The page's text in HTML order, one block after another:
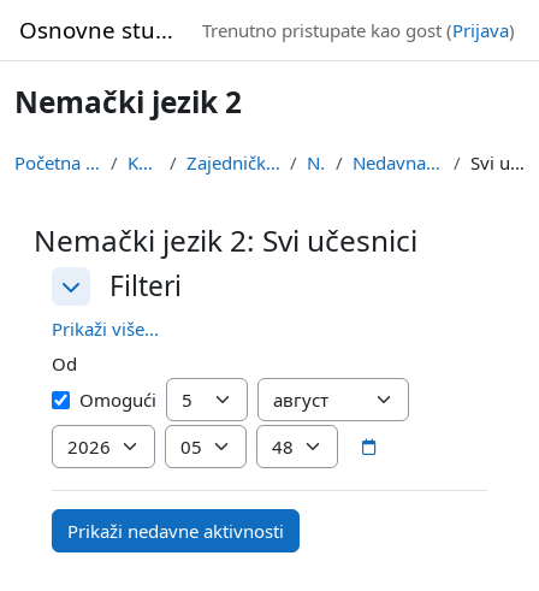
Osnovne studije Trenutno pristupate kao gost (Prijava)
Nemački jezik 2
Početna stranica Kursevi Zajednička nastava NJ2Z Nedavna aktivnost Svi učesnici
Nemački jezik 2: Svi učesnici
Filteri
FilteriFilteri
Prikaži više...
Od
OdOmogući Dan
Mesec
Godina
Sat Minute